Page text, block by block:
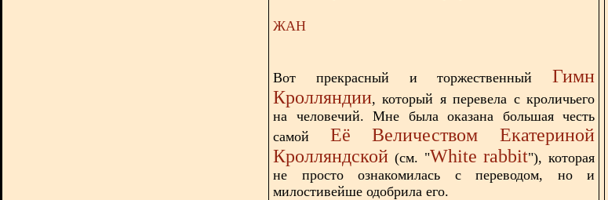
ЖАН
Вот прекрасный и торжественный Гимн
Кролляндии, который я перевела с кроличьего
на человечий. Мне была оказана большая честь
самой Её Величеством Екатериной
Кролляндской (см. "White rabbit"), которая
не просто ознакомилась с переводом, но и
милостивейше одобрила его.